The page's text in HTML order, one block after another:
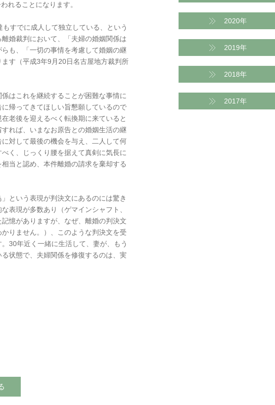
2020年
2019年
2018年
2017年
れることになります。
すでに成人して独立している、という
婚裁判において、「夫婦の婚姻関係は
も、「一切の事情を考慮して婚姻の継
す（平成3年9月20日名古屋地方裁判所
はこれを継続することが困難な事情に
帰ってきてほしい旨懇願しているので
老後を迎えるべく転換期に来ていると
れば、いまなお原告との婚姻生活の継
対して最後の機会を与え、二人して何
く、じっくり腰を据えて真剣に気長に
当と認め、本件離婚の請求を棄却する
という表現が判決文にあるのには驚き
表現が多数あり（ゲマインシャフト、
憶がありますが、なぜ、離婚の判決文
りません。）、このような判決文を受
30年近く一緒に生活して、妻が、もう
状態で、夫婦関係を修復するのは、実